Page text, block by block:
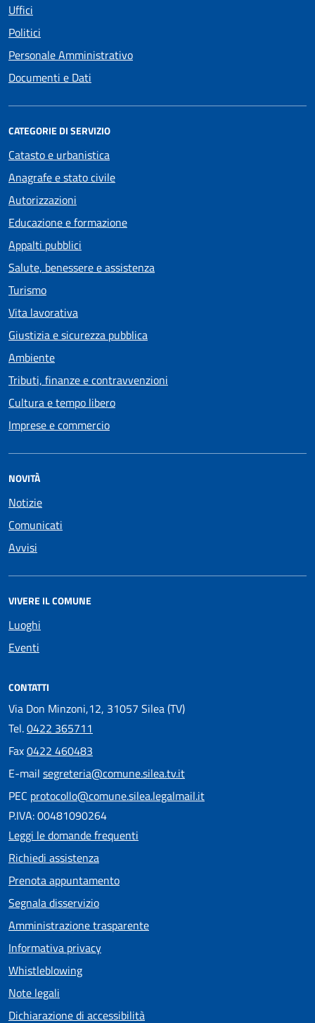
Uffici
Politici
Personale Amministrativo
Documenti e Dati
CATEGORIE DI SERVIZIO
Catasto e urbanistica
Anagrafe e stato civile
Autorizzazioni
Educazione e formazione
Appalti pubblici
Salute, benessere e assistenza
Turismo
Vita lavorativa
Giustizia e sicurezza pubblica
Ambiente
Tributi, finanze e contravvenzioni
Cultura e tempo libero
Imprese e commercio
NOVITÀ
Notizie
Comunicati
Avvisi
VIVERE IL COMUNE
Luoghi
Eventi
CONTATTI
Via Don Minzoni,12, 31057 Silea (TV)
Tel.0422 365711
Fax0422 460483
E-mail segreteria@comune.silea.tv.it
PEC protocollo@comune.silea.legalmail.it
P.IVA: 00481090264
Leggi le domande frequenti
Richiedi assistenza
Prenota appuntamento
Segnala disservizio
Amministrazione trasparente
Informativa privacy
Whistleblowing
Note legali
Dichiarazione di accessibilità